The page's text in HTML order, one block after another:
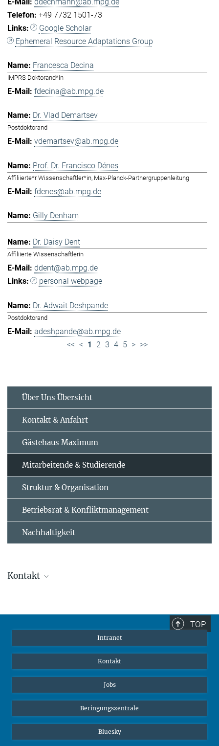
+49 7732 1501-73
Google Scholar
Ephemeral Resource Adaptations Group
Francesca Decina
IMPRS Doktorand*in
fdecina@ab.mpg.de
Dr. Vlad Demartsev
Postdoktorand
vdemartsev@ab.mpg.de
Prof. Dr. Francisco Dénes
Affiliierte*r Wissenschaftler*in, Max-Planck-Partnergruppenleitung
fdenes@ab.mpg.de
Gilly Denham
Dr. Daisy Dent
Affiliierte Wissenschaftlerin
ddent@ab.mpg.de
personal webpage
Dr. Adwait Deshpande
Postdoktorand
adeshpande@ab.mpg.de
<< < 1 2 3 4 5 > >>
Über Uns Übersicht
Kontakt & Anfahrt
Gästehaus Maximum
Mitarbeitende & Studierende
Struktur & Organisation
Betriebsrat & Konfliktmanagement
Nachhaltigkeit
Kontakt
TOP
Intranet
Kontakt
Jobs
Beringungszentrale
Bluesky